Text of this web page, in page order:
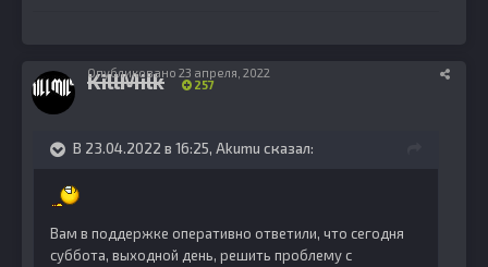
KillMilk 257
Опубликовано 23 апреля, 2022
В 23.04.2022 в 16:25, Akumu сказал:
Вам в поддержке оперативно ответили, что сегодня
суббота, выходной день, решить проблему с